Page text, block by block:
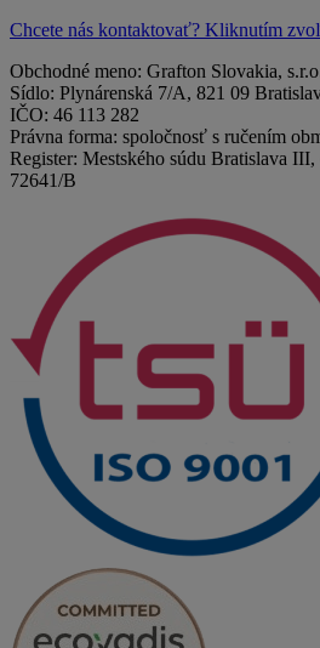
Chcete nás kontaktovať? Kliknutím
Obchodné meno: Grafton Slovakia,
Sídlo: Plynárenská 7/A, 821 09
IČO: 46 113 282
Právna forma: spoločnosť s ručením
Register: Mestského súdu Bratislava
72641/B